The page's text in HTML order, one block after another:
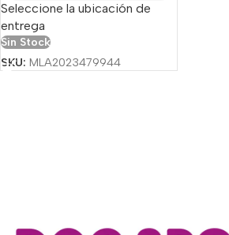
Seleccione la ubicación de
entrega
Sin Stock
SKU: MLA2023479944